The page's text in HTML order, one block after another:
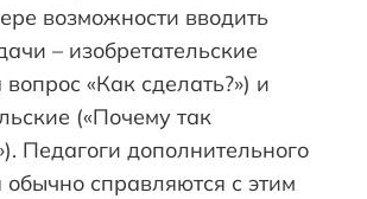
возможности вводить
– изобретательские
«Как сделать?») и
(«Почему так
Педагоги дополнительного
обычно справляются с этим